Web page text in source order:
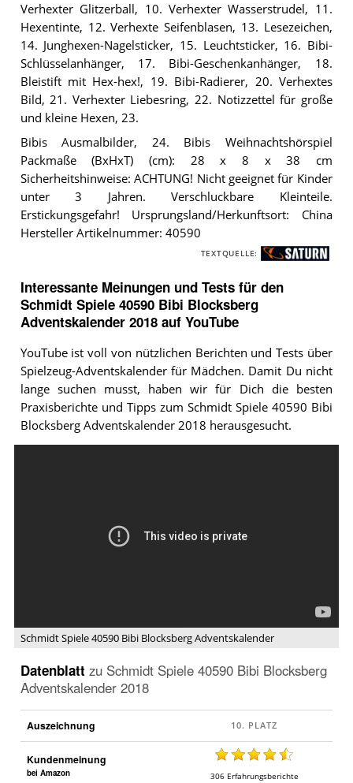
Verhexter Glitzerball, 10. Verhexter Wasserstrudel, 11.
Hexentinte, 12. Verhexte Seifenblasen, 13. Lesezeichen,
14. Junghexen-Nagelsticker, 15. Leuchtsticker, 16. Bibi-
Schlüsselanhänger, 17. Bibi-Geschenkanhänger, 18.
Bleistift mit Hex-hex!, 19. Bibi-Radierer, 20. Verhextes
Bild, 21. Verhexter Liebesring, 22. Notizzettel für große
und kleine Hexen, 23.
Bibis Ausmalbilder, 24. Bibis Weihnachtshörspiel
Packmaße (BxHxT) (cm): 28 x 8 x 38 cm
Sicherheitshinweise: ACHTUNG! Nicht geeignet für Kinder
unter 3 Jahren. Verschluckbare Kleinteile.
Erstickungsgefahr! Ursprungsland/Herkunftsort: China
Hersteller Artikelnummer: 40590
TEXTQUELLE:
S
N
Interessante Meinungen und Tests für den
Schmidt Spiele 40590 Bibi Blocksberg
Adventskalender 2018 auf YouTube
YouTube ist voll von nützlichen Berichten und Tests über
Spielzeug-Adventskalender für Mädchen. Damit Du nicht
lange suchen musst, haben wir für Dich die besten
Praxisberichte und Tipps zum Schmidt Spiele 40590 Bibi
Blocksberg Adventskalender 2018 herausgesucht.
Schmidt Spiele 40590 Bibi Blocksberg Adventskalender
Datenblatt zu Schmidt Spiele 40590 Bibi Blocksberg
Adventskalender 2018
Auszeichnung
Kundenmeinung
bei Amazon 306 Erfahrungsberichte